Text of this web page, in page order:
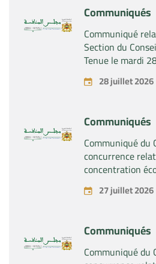
Communiqués
Communiqué
Section du
Tenue le mardi
28 juillet 2026
Communiqués
Communiqué du
concurrence
concentration
la prise du
société «
Sabril » détenus
SA »
27 juillet 2026
Communiqués
Communiqué du